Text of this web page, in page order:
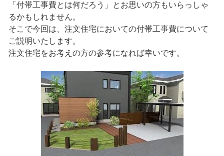
「付帯工事費とは何だろう」とお思いの方もいらっしゃ
るかもしれません。
そこで今回は、注文住宅においての付帯工事費について
ご説明いたします。
注文住宅をお考えの方の参考になれば幸いです。